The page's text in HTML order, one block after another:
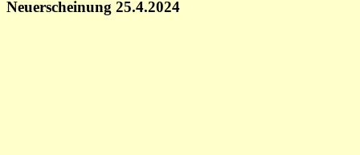
Neuerscheinung 25.4.2024